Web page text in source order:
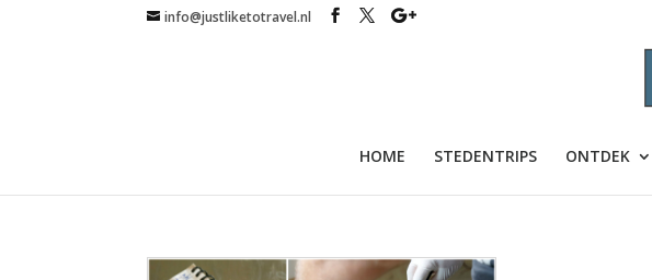
info@justliketotravel.nl
HOME STEDENTRIPS ONTDEK